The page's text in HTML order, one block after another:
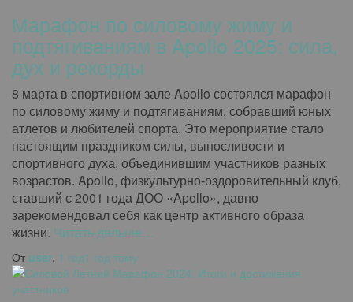
Марафон по силовому жиму и
подтягиваниям в Apollo 2025: сила,
дух и рекорды
8 марта в спортивном зале Apollo состоялся марафон
по силовому жиму и подтягиваниям, собравший юных
атлетов и любителей спорта. Это мероприятие стало
настоящим праздником силы, выносливости и
спортивного духа, объединившим участников разных
возрастов. Apollo, физкультурно-оздоровительный клуб,
ставший с 2001 года ДОО «Apollo», давно
зарекомендовал себя как центр активного образа
жизни. Читать дальше…
От user, 1 год1 год тому